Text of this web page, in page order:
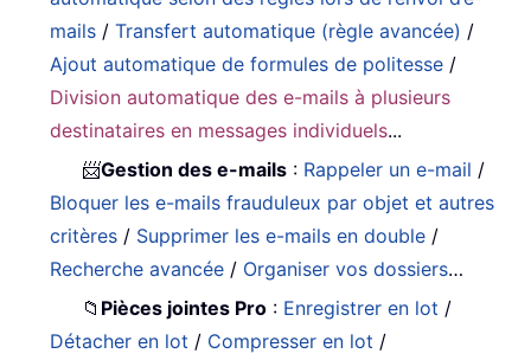
mails /Transfert automatique (règle avancée) /
Ajout automatique de formules de politesse /
Division automatique des e-mails à plusieurs
destinataires en messages individuels...
📨Gestion des e-mails : Rappeler un e-mail /
Bloquer les e-mails frauduleux par objet et autres
critères / Supprimer les e-mails en double /
Recherche avancée / Organiser vos dossiers…
📁 Pièces jointes Pro : Enregistrer en lot /
Détacher en lot / Compresser en lot /